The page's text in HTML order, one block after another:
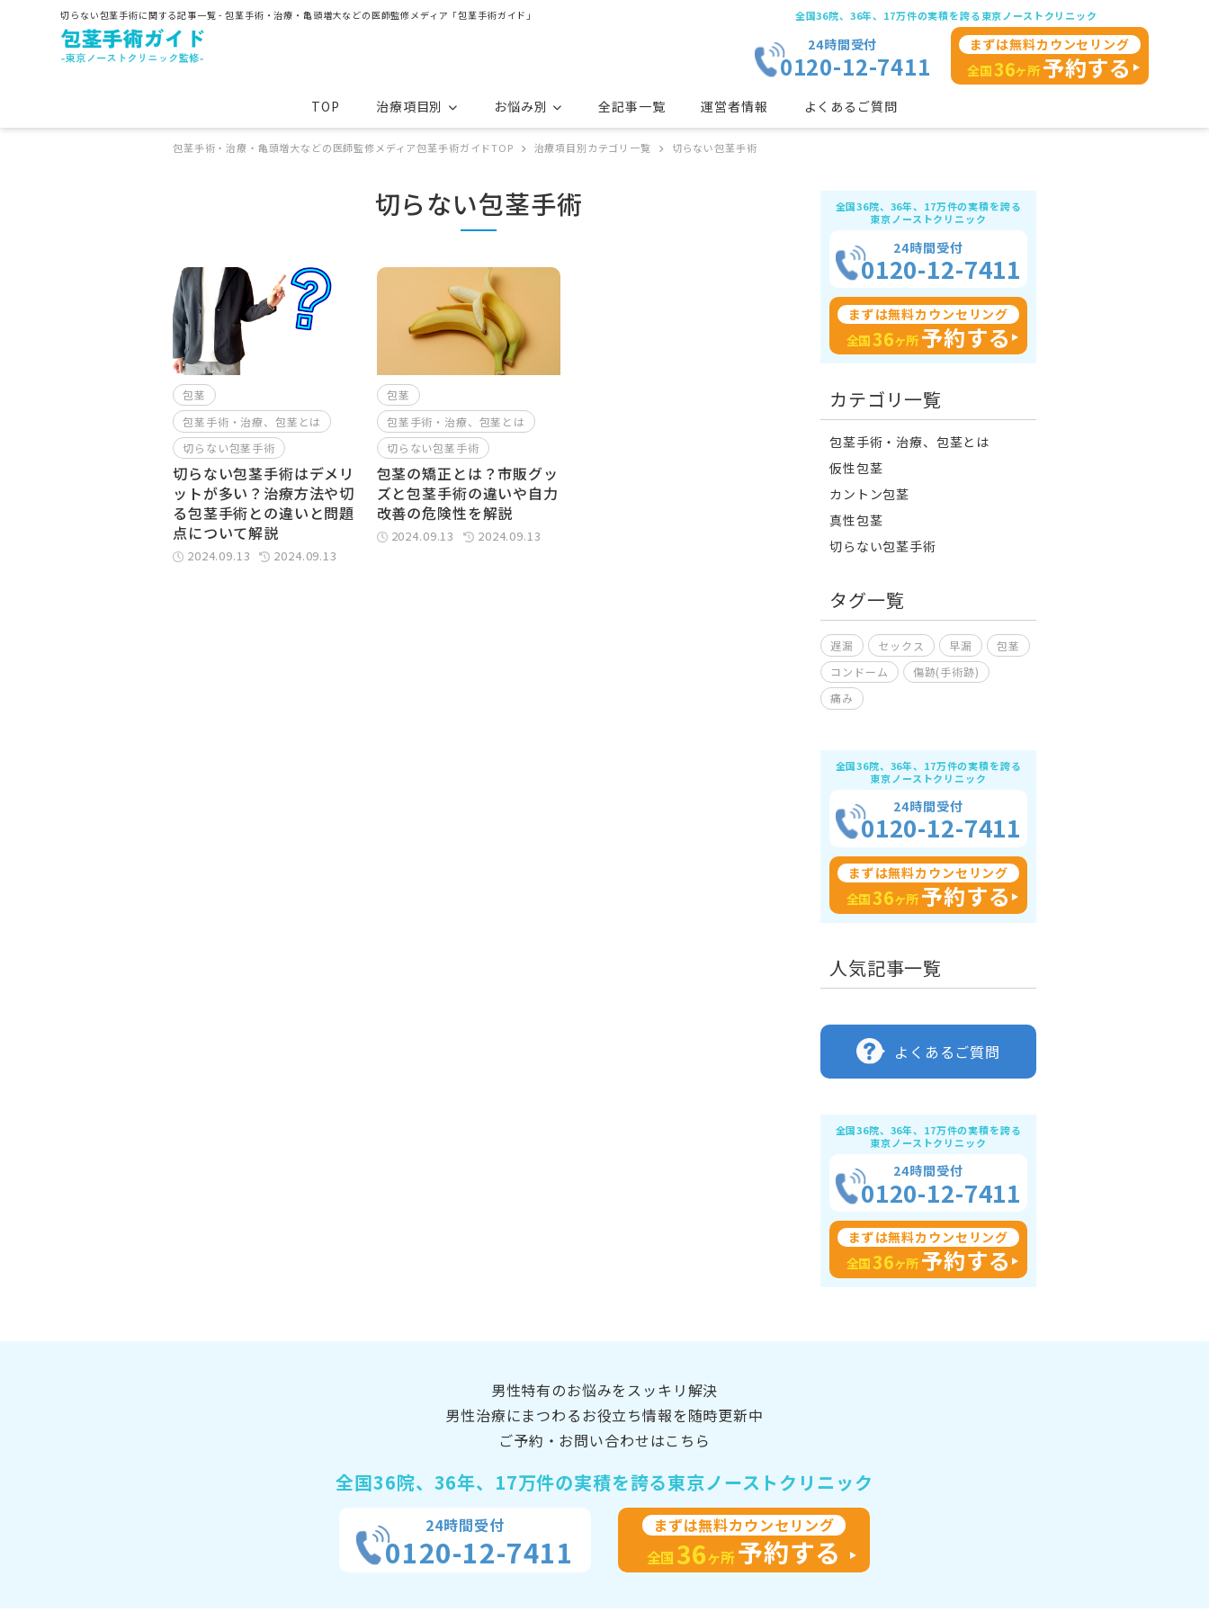
切らない包茎手術に関する記事一覧 - 包茎手術・治療・亀頭増大などの医師監修メディア「包茎手術ガイド」 全国36院、36年、17万件の実積を誇る東京ノーストクリニック
24時間受付
0120-12-7411
まずは無料カウンセリング
全国36ヶ所 予約する
TOP 治療項目別
切らない包茎手術
お悩み別
セックス 早漏 包茎
全記事一覧 運営者情報 よくあるご質問
包茎手術・治療・亀頭増大などの医師監修メディア包茎手術ガイドTOP 治療項目別カテゴリ一覧 切らない包茎手術
切らない包茎手術
包茎
包茎手術・治療、包茎とは
切らない包茎手術
切らない包茎手術はデメリ
ットが多い？治療方法や切
る包茎手術との違いと問題
点について解説
2024.09.13 2024.09.13
包茎
包茎手術・治療、包茎とは
切らない包茎手術
包茎の矯正とは？市販グッ
ズと包茎手術の違いや自力
改善の危険性を解説
2024.09.13 2024.09.13
全国36院、36年、17万件の実積を誇る
東京ノーストクリニック
24時間受付
0120-12-7411
まずは無料カウンセリング
全国36ヶ所 予約する
カテゴリ一覧
包茎手術・治療、包茎とは
仮性包茎
カントン包茎
真性包茎
切らない包茎手術
タグ一覧
遅漏 セックス 早漏
包茎
コンドーム
傷跡(手術跡)
痛み
全国36院、36年、17万件の実積を誇る
東京ノーストクリニック
24時間受付
0120-12-7411
まずは無料カウンセリング
全国36ヶ所 予約する
人気記事一覧
よくあるご質問
全国36院、36年、17万件の実積を誇る
東京ノーストクリニック
24時間受付
0120-12-7411
まずは無料カウンセリング
全国36ヶ所 予約する
男性特有のお悩みをスッキリ解決
男性治療にまつわるお役立ち情報を随時更新中
ご予約・お問い合わせはこちら
全国36院、36年、17万件の実積を誇る東京ノーストクリニック
24時間受付
0120-12-7411
まずは無料カウンセリング
全国 36ヶ所予約する